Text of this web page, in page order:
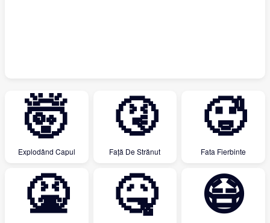
🤯
Explodând Capul
🤧
Față De Strănut
🥵
Fata Fierbinte
🤮 🤒 😷